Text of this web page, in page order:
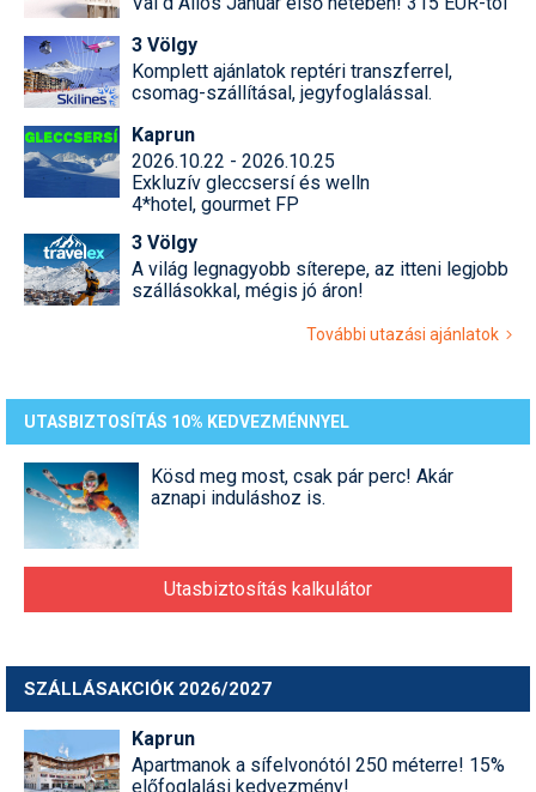
3 Völgy
Komplett ajánlatok reptéri transzferrel,
csomag-szállításal, jegyfoglalással.
Kaprun
2026.10.22 - 2026.10.25
Exkluzív gleccsersí és welln
4*hotel, gourmet FP
3 Völgy
A világ legnagyobb síterepe, az itteni legjobb
szállásokkal, mégis jó áron!
További utazási ajánlatok
UTASBIZTOSÍTÁS 10% KEDVEZMÉNNYEL
Kösd meg most, csak pár perc! Akár
aznapi induláshoz is.
Utasbiztosítás kalkulátor
SZÁLLÁSAKCIÓK 2026/2027
Kaprun
Apartmanok a sífelvonótól 250 méterre! 15%
előfoglalási kedvezmény!